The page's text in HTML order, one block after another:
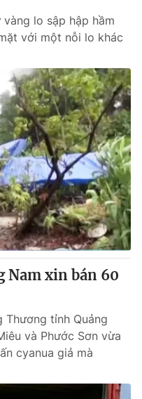
lo sập hập hầm
với một nỗi lo khác
Nam xin bán 60
Thương tỉnh Quảng
và Phước Sơn vừa
cyanua giả mà